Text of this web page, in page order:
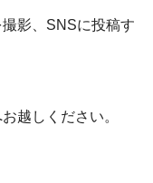
影、SNSに投稿す
越しください。